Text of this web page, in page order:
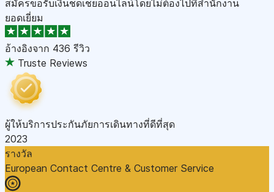
สมัครขอรับเงินชดเชยออนไลน์โดยไม่ต้องไปที่สำนักงาน
ยอดเยี่ยม
อ้างอิงจาก 436 รีวิว
Truste Reviews
ผู้ให้บริการประกันภัยการเดินทางที่ดีที่สุด
2023
รางวัล
European Contact Centre & Customer Service